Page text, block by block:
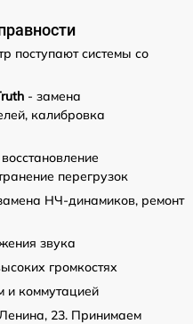
поступают системы со
- замена
калибровка
перегрузок
НЧ-динамиков, ремонт
звука
громкостях
и коммутацией
23. Принимаем